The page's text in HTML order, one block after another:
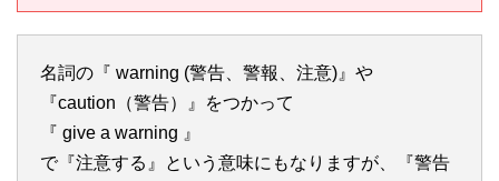
名詞の『 warning (警告、警報、注意)』や
『caution（警告）』をつかって
『 give a warning 』
で『注意する』という意味にもなりますが、『警告